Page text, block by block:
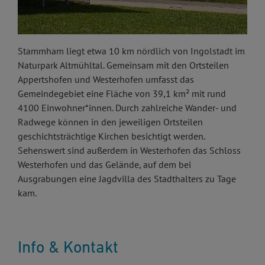
Stammham liegt etwa 10 km nördlich von Ingolstadt im
Naturpark Altmühltal. Gemeinsam mit den Ortsteilen
Appertshofen und Westerhofen umfasst das
Gemeindegebiet eine Fläche von 39,1 km² mit rund
4100 Einwohner*innen. Durch zahlreiche Wander- und
Radwege können in den jeweiligen Ortsteilen
geschichtsträchtige Kirchen besichtigt werden.
Sehenswert sind außerdem in Westerhofen das Schloss
Westerhofen und das Gelände, auf dem bei
Ausgrabungen eine Jagdvilla des Stadthalters zu Tage
kam.
Info & Kontakt